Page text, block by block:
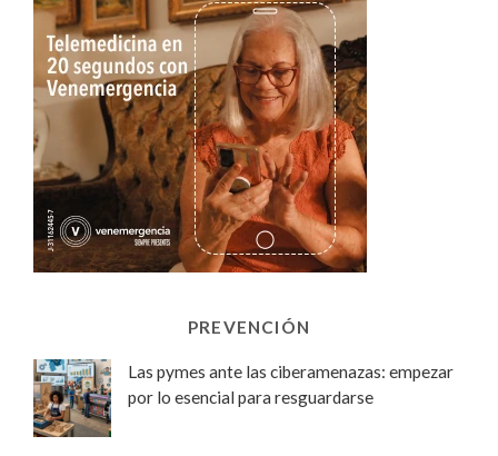
PREVENCIÓN
Las pymes ante las ciberamenazas: empezar
por lo esencial para resguardarse